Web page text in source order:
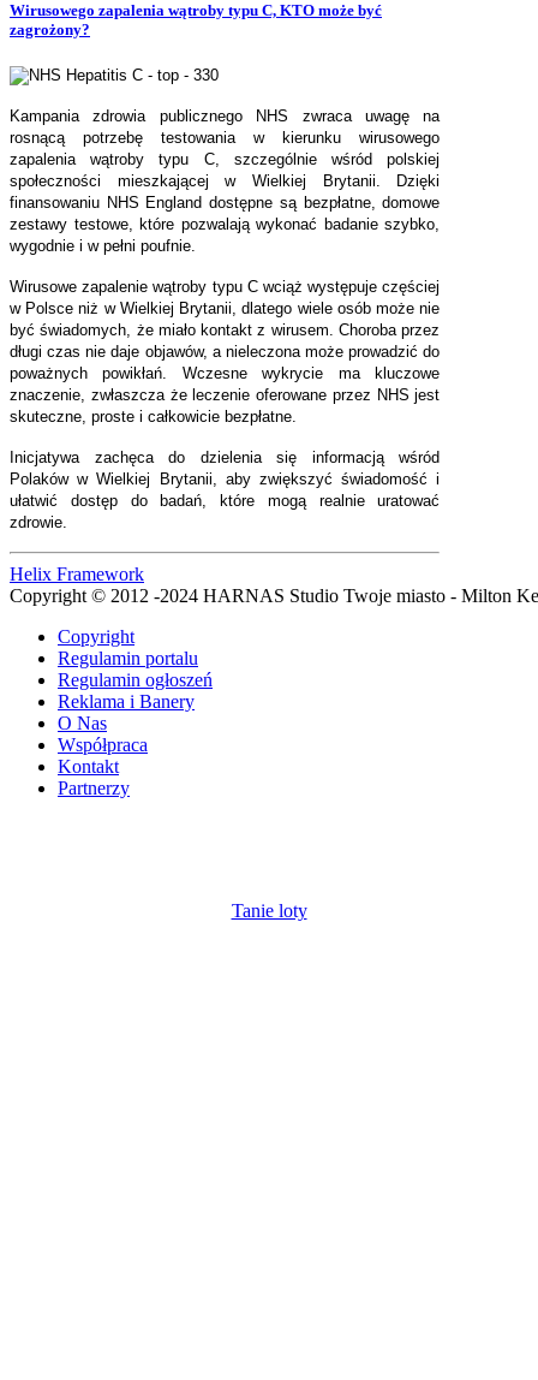
Wirusowego zapalenia wątroby typu C, KTO może być
zagrożony?
Kampania zdrowia publicznego NHS zwraca uwagę na
rosnącą potrzebę testowania w kierunku wirusowego
zapalenia wątroby typu C, szczególnie wśród polskiej
społeczności mieszkającej w Wielkiej Brytanii. Dzięki
finansowaniu NHS England dostępne są bezpłatne, domowe
zestawy testowe, które pozwalają wykonać badanie szybko,
wygodnie i w pełni poufnie.
Wirusowe zapalenie wątroby typu C wciąż występuje częściej
w Polsce niż w Wielkiej Brytanii, dlatego wiele osób może nie
być świadomych, że miało kontakt z wirusem. Choroba przez
długi czas nie daje objawów, a nieleczona może prowadzić do
poważnych powikłań. Wczesne wykrycie ma kluczowe
znaczenie, zwłaszcza że leczenie oferowane przez NHS jest
skuteczne, proste i całkowicie bezpłatne.
Inicjatywa zachęca do dzielenia się informacją wśród
Polaków w Wielkiej Brytanii, aby zwiększyć świadomość i
ułatwić dostęp do badań, które mogą realnie uratować
zdrowie.
Helix Framework
Copyright © 2012 -2024 HARNAS Studio Twoje miasto - Milton
Copyright
Regulamin portalu
Regulamin ogłoszeń
Reklama i Banery
O Nas
Współpraca
Kontakt
Partnerzy
Tanie loty